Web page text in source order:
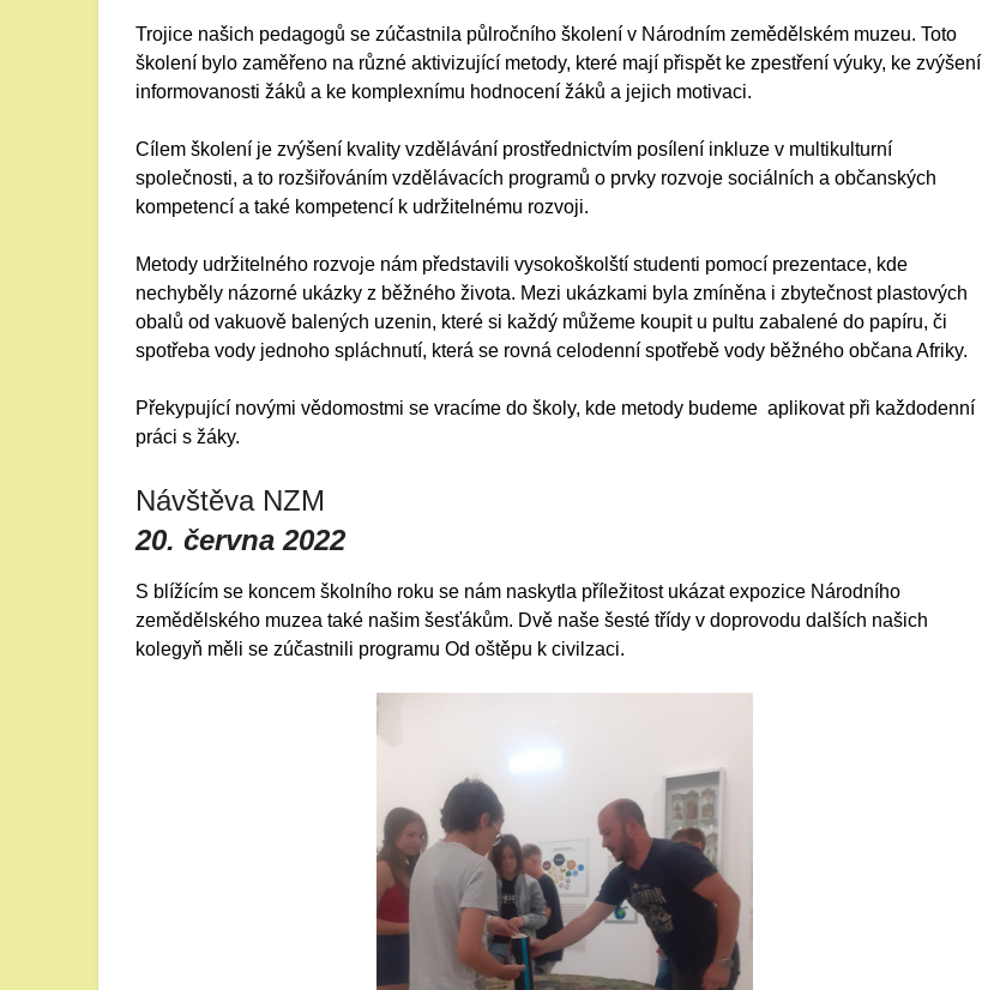
Trojice našich pedagogů se zúčastnila půlročního školení v Národním zemědělském muzeu. Toto
školení bylo zaměřeno na různé aktivizující metody, které mají přispět ke zpestření výuky, ke zvýšení
informovanosti žáků a ke komplexnímu hodnocení žáků a jejich motivaci.
Cílem školení je zvýšení kvality vzdělávání prostřednictvím posílení inkluze v multikulturní
společnosti, a to rozšiřováním vzdělávacích programů o prvky rozvoje sociálních a občanských
kompetencí a také kompetencí k udržitelnému rozvoji.
Metody udržitelného rozvoje nám představili vysokoškolští studenti pomocí prezentace, kde
nechyběly názorné ukázky z běžného života. Mezi ukázkami byla zmíněna i zbytečnost plastových
obalů od vakuově balených uzenin, které si každý můžeme koupit u pultu zabalené do papíru, či
spotřeba vody jednoho spláchnutí, která se rovná celodenní spotřebě vody běžného občana Afriky.
Překypující novými vědomostmi se vracíme do školy, kde metody budeme aplikovat při každodenní
práci s žáky.
Návštěva NZM
20. června 2022
S blížícím se koncem školního roku se nám naskytla příležitost ukázat expozice Národního
zemědělského muzea také našim šesťákům. Dvě naše šesté třídy v doprovodu dalších našich
kolegyň měli se zúčastnili programu Od oštěpu k civilzaci.